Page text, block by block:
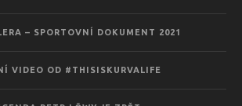
– SPORTOVNÍ DOKUMENT 2021
VIDEO OD #THISISKURVALIFE